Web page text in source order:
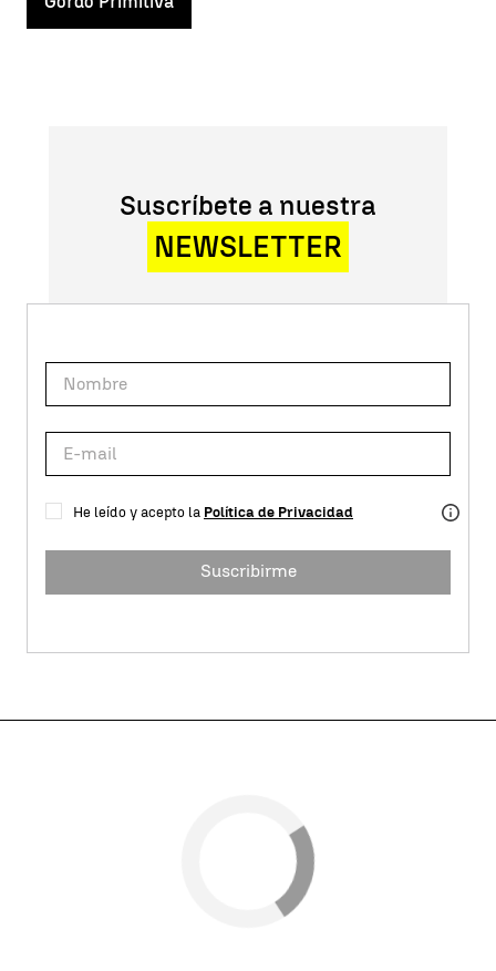
Suscríbete a nuestra
NEWSLETTER
He leído y acepto la Política de Privacidad
Suscribirme